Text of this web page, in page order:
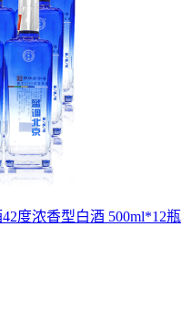
度浓香型白酒 500ml*12瓶